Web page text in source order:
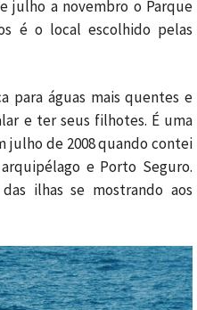
julho a novembro o Parque
é o local escolhido pelas
para águas mais quentes e
e ter seus filhotes. É uma
julho de 2008 quando contei
e Porto Seguro.
ilhas se mostrando aos